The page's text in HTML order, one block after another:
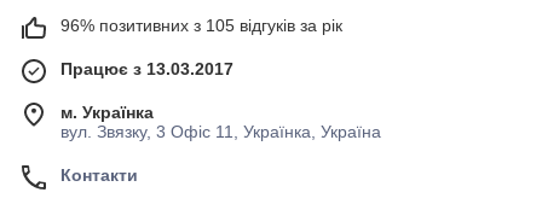
96% позитивних з 105 відгуків за рік
Працює з 13.03.2017
м. Українка
вул. Звязку, 3 Офіс 11, Українка, Україна
Контакти